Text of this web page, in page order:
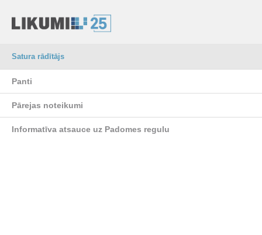
Satura rādītājs
Panti
Pārejas noteikumi
Informatīva atsauce uz Padomes regulu